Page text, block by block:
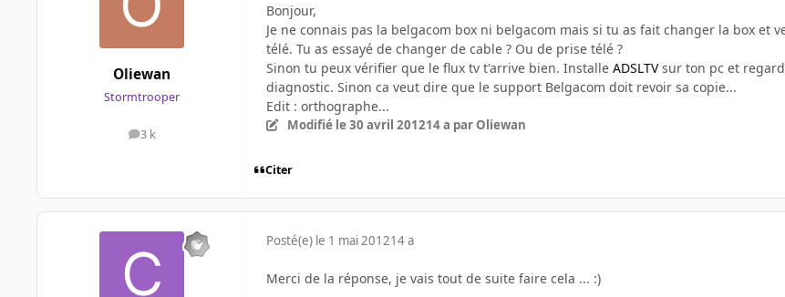
Oliewan
Stormtrooper
3 k
messages
Bonjour,
Je ne connais pas la belgacom box ni belgacom mais si tu as fait changer la box
télé. Tu as essayé de changer de cable ? Ou de prise télé ?
Sinon tu peux vérifier que le flux tv t'arrive bien. Installe ADSLTVsur ton pc et
diagnostic. Sinon ca veut dire que le support Belgacom doit revoir sa copie...
Edit : orthographe...
Modifié le 30 avril 201214 a par Oliewan
Citer
Posté(e) le 1 mai 201214 a
Merci de la réponse, je vais tout de suite faire cela ... :)